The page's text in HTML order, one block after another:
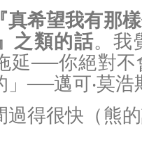
真希望我有那
之類的話。我
延──你絕對不
」──邁可‧莫浩
過得很快（熊